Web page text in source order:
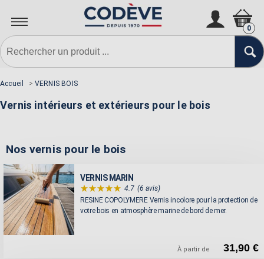
0
Accueil > VERNIS BOIS
Vernis intérieurs et extérieurs pour le bois
Nos vernis pour le bois
VERNIS MARIN
4.7 (6 avis)
RESINE COPOLYMERE Vernis incolore pour la protection de
votre bois en atmosphère marine de bord de mer.
À partir de 31,90 €